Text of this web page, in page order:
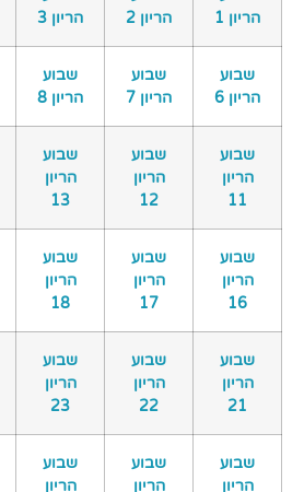
הריון 1
הריון 2
הריון 3
שבוע
הריון 6
שבוע
הריון 7
שבוע
הריון 8
שבוע
הריון
11
שבוע
הריון
12
שבוע
הריון
13
שבוע
הריון
16
שבוע
הריון
17
שבוע
הריון
18
שבוע
הריון
21
שבוע
הריון
22
שבוע
הריון
23
שבוע
הריון
שבוע
הריון
שבוע
הריון